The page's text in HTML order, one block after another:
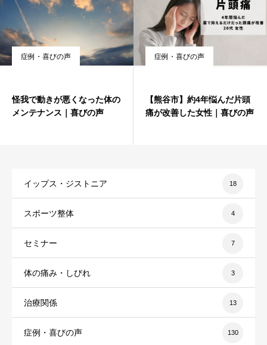
症例・喜びの声
怪我で動きが悪くなった体の
メンテナンス｜喜びの声
症例・喜びの声
【熊谷市】約4年悩んだ片頭
痛が改善した女性｜喜びの声
イップス・ジストニア 18
スポーツ整体 4
セミナー 7
体の痛み・しびれ 3
治療関係 13
症例・喜びの声 130